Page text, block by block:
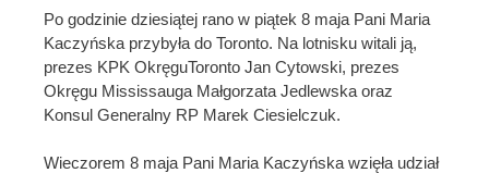
Po godzinie dziesiątej rano w piątek 8 maja Pani Maria
Kaczyńska przybyła do Toronto. Na lotnisku witali ją,
prezes KPK OkręguToronto Jan Cytowski, prezes
Okręgu Mississauga Małgorzata Jedlewska oraz
Konsul Generalny RP Marek Ciesielczuk.
Wieczorem 8 maja Pani Maria Kaczyńska wzięła udział